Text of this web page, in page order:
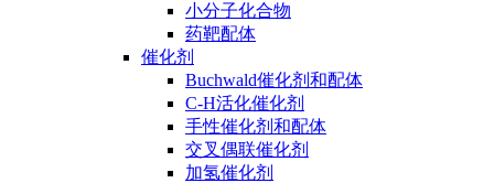
小分子化合物
药靶配体
催化剂
Buchwald催化剂和配体
C-H活化催化剂
手性催化剂和配体
交叉偶联催化剂
加氢催化剂